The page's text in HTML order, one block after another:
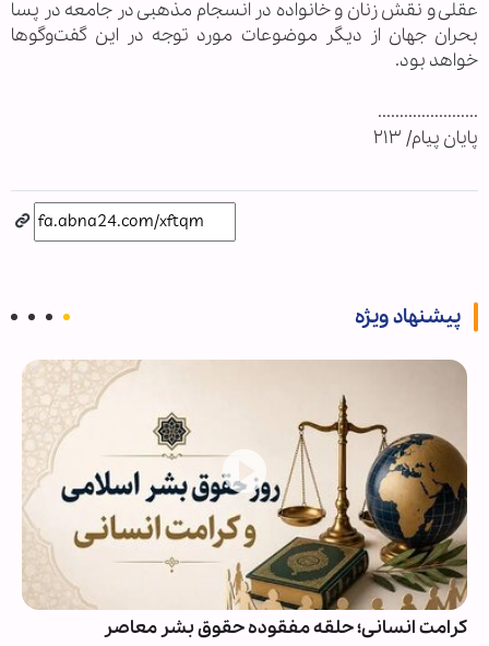
عقلی و نقش زنان و خانواده در انسجام مذهبی در جامعه در پسا
بحران جهان از دیگر موضوعات مورد توجه در این گفت‌وگوها
خواهد بود.
.......................
پايان پيام/ ۲۱۳
پیشنهاد ویژه
کرامت انسانی؛ حلقه مفقوده حقوق بشر معاصر